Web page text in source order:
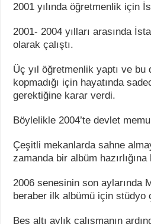
2001 yılında öğretmenlik için
2001- 2004 yılları arasında
olarak çalıştı.
Üç yıl öğretmenlik yaptı ve bu
kopmadığı için hayatında
gerektiğine karar verdi.
Böylelikle 2004’te devlet
Çeşitli mekanlarda sahne
zamanda bir albüm hazırlığına
2006 senesinin son aylarında
beraber ilk albümü için stüdyo
Beş altı aylık çalışmanın